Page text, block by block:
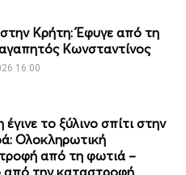
Κρήτη: Έφυγε από τη
Κωνσταντίνος
16:00
έγινε το ξύλινο σπίτι στην
Ολοκληρωτική
από τη φωτιά –
από την καταστροφή